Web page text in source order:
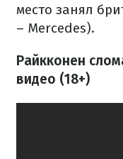
место занял
– Mercedes).
Райкконен
видео (18+)